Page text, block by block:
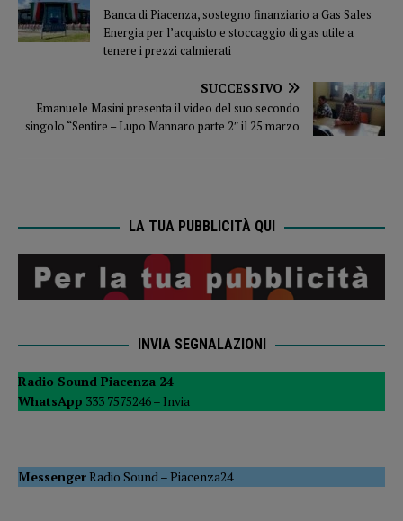
Banca di Piacenza, sostegno finanziario a Gas Sales
Energia per l’acquisto e stoccaggio di gas utile a
tenere i prezzi calmierati
SUCCESSIVO
Emanuele Masini presenta il video del suo secondo
singolo “Sentire – Lupo Mannaro parte 2″ il 25 marzo
LA TUA PUBBLICITÀ QUI
INVIA SEGNALAZIONI
Radio Sound Piacenza 24
WhatsApp 333 7575246 – Invia
MessengerRadio Sound –Piacenza24